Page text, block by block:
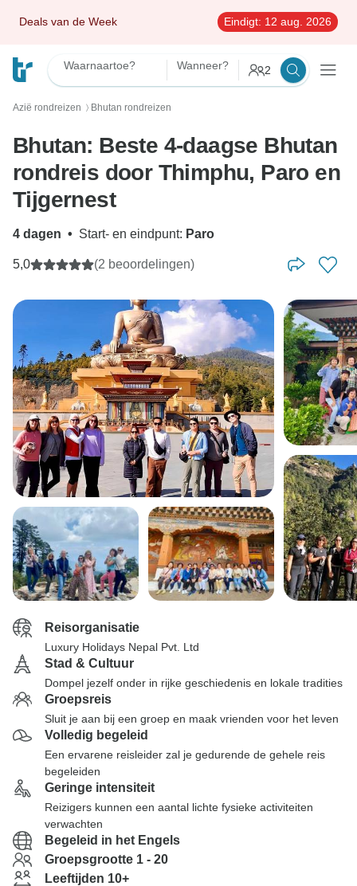
Deals van de Week Eindigt: 12 aug. 2026
Waarnaartoe? Wanneer? 2
Azië rondreizen 〉 Bhutan rondreizen
Bhutan: Beste 4-daagse Bhutan
rondreis door Thimphu, Paro en
Tijgernest
4 dagen • Start- en eindpunt: Paro
5,0 (2 beoordelingen)
Reisorganisatie
Luxury Holidays Nepal Pvt. Ltd
Stad & Cultuur
Dompel jezelf onder in rijke geschiedenis en lokale tradities
Groepsreis
Sluit je aan bij een groep en maak vrienden voor het leven
Volledig begeleid
Een ervarene reisleider zal je gedurende de gehele reis
begeleiden
Geringe intensiteit
Reizigers kunnen een aantal lichte fysieke activiteiten
verwachten
Begeleid in het Engels
Groepsgrootte 1 - 20
Leeftijden 10+